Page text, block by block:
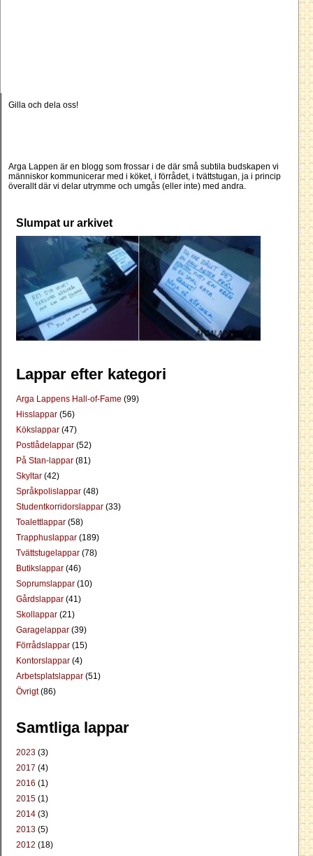
Gilla och dela oss!
Arga Lappen är en blogg som frossar i de där små subtila budskapen vi
människor kommunicerar med i köket, i förrådet, i tvättstugan, ja i princip
överallt där vi delar utrymme och umgås (eller inte) med andra.
Slumpat ur arkivet
Lappar efter kategori
Arga Lappens Hall-of-Fame (99)
Hisslappar (56)
Kökslappar (47)
Postlådelappar (52)
På Stan-lappar (81)
Skyltar (42)
Språkpolislappar (48)
Studentkorridorslappar (33)
Toalettlappar (58)
Trapphuslappar (189)
Tvättstugelappar (78)
Butikslappar (46)
Soprumslappar (10)
Gårdslappar (41)
Skollappar (21)
Garagelappar (39)
Förrådslappar (15)
Kontorslappar (4)
Arbetsplatslappar (51)
Övrigt(86)
Samtliga lappar
2023 (3)
2017 (4)
2016 (1)
2015 (1)
2014 (3)
2013 (5)
2012 (18)